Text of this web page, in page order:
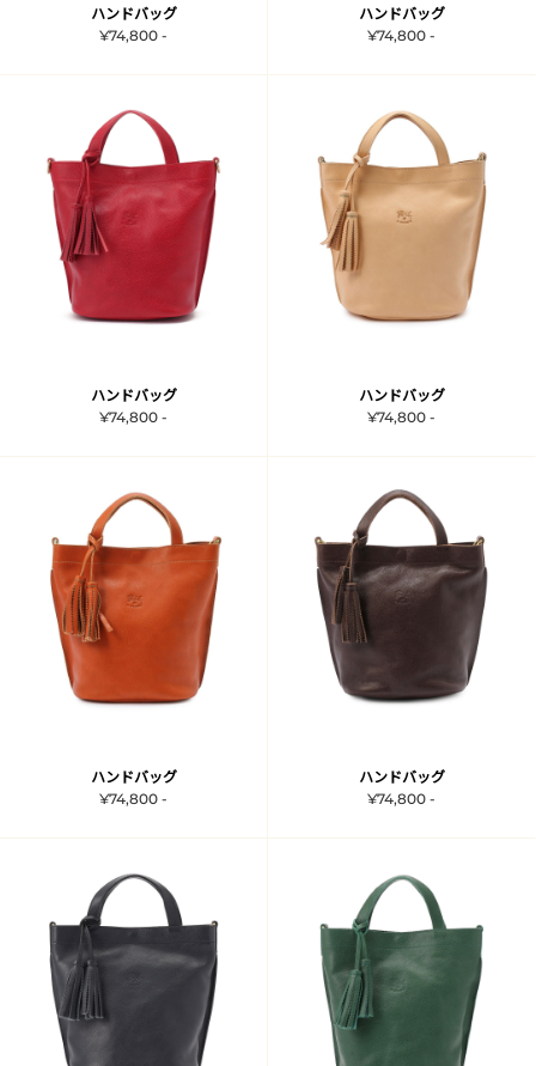
ハンドバッグ
¥74,800 -
ハンドバッグ
¥74,800 -
ハンドバッグ
¥74,800 -
ハンドバッグ
¥74,800 -
ハンドバッグ
¥74,800 -
ハンドバッグ
¥74,800 -